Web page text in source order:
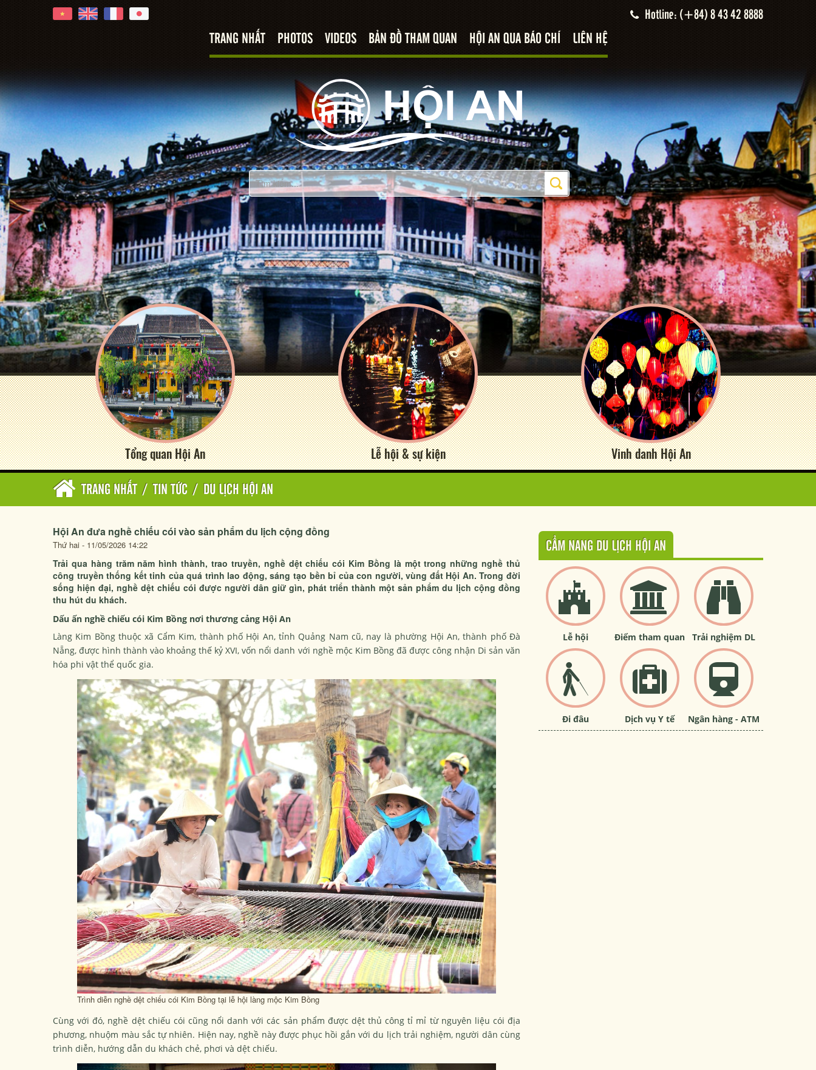
Hotline: (+84) 8 43 42 8888
TRANG NHẤT PHOTOS VIDEOS BẢN ĐỒ THAM QUAN HỘI AN QUA BÁO CHÍ LIÊN HỆ
Tổng quan Hội An Lễ hội & sự kiện Vinh danh Hội An
TRANG NHẤT / TIN TỨC / DU LỊCH HỘI AN
Hội An đưa nghề chiếu cói vào sản phẩm du lịch cộng đồng
Thứ hai - 11/05/2026 14:22
Trải qua hàng trăm năm hình thành, trao truyền, nghề dệt chiếu cói Kim Bồng là một trong những nghề thủ
công truyền thống kết tinh của quá trình lao động, sáng tạo bền bỉ của con người, vùng đất Hội An. Trong đời
sống hiện đại, nghề dệt chiếu cói được người dân giữ gìn, phát triển thành một sản phẩm du lịch cộng đồng
thu hút du khách.
Dấu ấn nghề chiếu cói Kim Bồng nơi thương cảng Hội An
Làng Kim Bồng thuộc xã Cẩm Kim, thành phố Hội An, tỉnh Quảng Nam cũ, nay là phường Hội An, thành phố Đà
Nẵng, được hình thành vào khoảng thế kỷ XVI, vốn nổi danh với nghề mộc Kim Bồng đã được công nhận Di sản văn
hóa phi vật thể quốc gia.
Trình diễn nghề dệt chiếu cói Kim Bồng tại lễ hội làng mộc Kim Bồng
Cùng với đó, nghề dệt chiếu cói cũng nổi danh với các sản phẩm được dệt thủ công tỉ mỉ từ nguyên liệu cói địa
phương, nhuộm màu sắc tự nhiên. Hiện nay, nghề này được phục hồi gắn với du lịch trải nghiệm, người dân cùng
trình diễn, hướng dẫn du khách chẻ, phơi và dệt chiếu.
CẨM NANG DU LỊCH HỘI AN
Lễ hội Điểm tham quan Trải nghiệm DL
Đi đâu Dịch vụ Y tế Ngân hàng - ATM